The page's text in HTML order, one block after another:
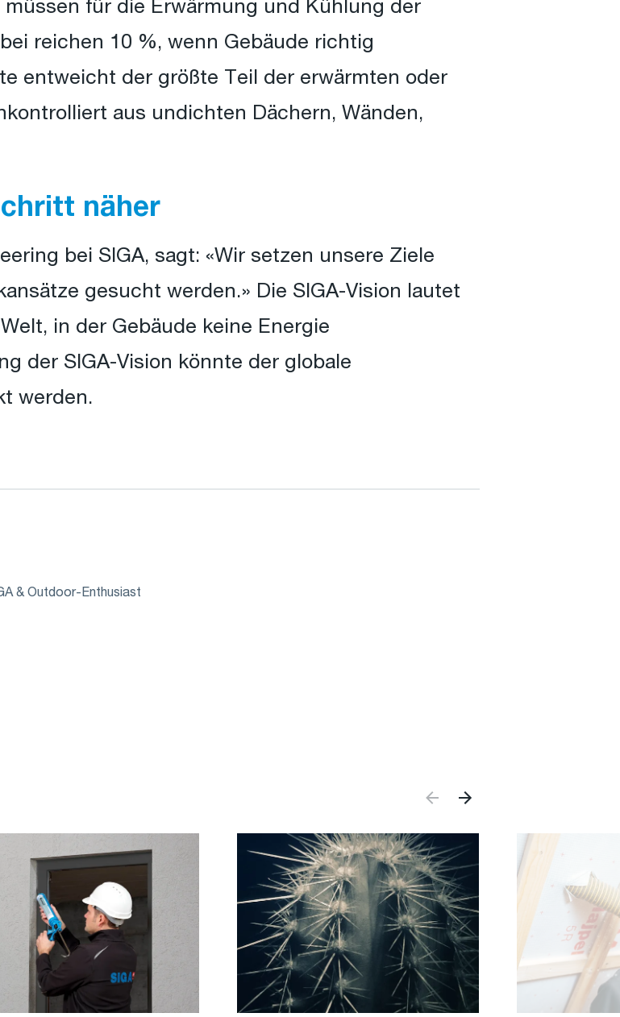
für die Erwärmung und Kühlung der
reichen 10 %, wenn Gebäude richtig
entweicht der größte Teil der erwärmten oder
aus undichten Dächern, Wänden,
näher
bei SIGA, sagt: «Wir setzen unsere Ziele
gesucht werden.» Die SIGA-Vision lautet
in der Gebäude keine Energie
der SIGA-Vision könnte der globale
werden.
& Outdoor-Enthusiast